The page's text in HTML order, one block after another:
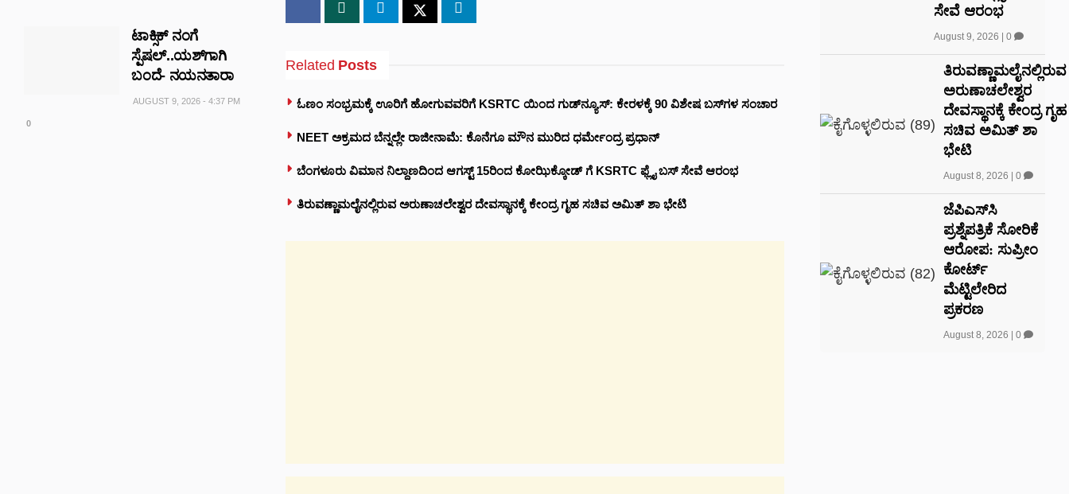
Related Posts
ಓಣಂ ಸಂಭ್ರಮಕ್ಕೆ ಊರಿಗೆ ಹೋಗುವವರಿಗೆ KSRTC ಯಿಂದ ಗುಡ್‌ನ್ಯೂಸ್: ಕೇರಳಕ್ಕೆ 90 ವಿಶೇಷ ಬಸ್‌ಗಳ ಸಂಚಾರ
NEET ಅಕ್ರಮದ ಬೆನ್ನಲ್ಲೇ ರಾಜೀನಾಮೆ: ಕೊನೆಗೂ ಮೌನ ಮುರಿದ ಧರ್ಮೇಂದ್ರ ಪ್ರಧಾನ್‌
ಬೆಂಗಳೂರು ವಿಮಾನ ನಿಲ್ದಾಣದಿಂದ ಆಗಸ್ಟ್ 15ರಿಂದ ಕೋಝಿಕ್ಕೋಡ್ ಗೆ KSRTC ಫ್ಲೈ ಬಸ್ ಸೇವೆ ಆರಂಭ
ತಿರುವಣ್ಣಾಮಲೈನಲ್ಲಿರುವ ಅರುಣಾಚಲೇಶ್ವರ ದೇವಸ್ಥಾನಕ್ಕೆ ಕೇಂದ್ರ ಗೃಹ ಸಚಿವ ಅಮಿತ್ ಶಾ ಭೇಟಿ
ಟಾಕ್ಸಿಕ್ ನಂಗೆ
ಸ್ಪೆಷಲ್..ಯಶ್‌ಗಾಗಿ
ಬಂದೆ- ನಯನತಾರಾ
AUGUST 9, 2026 - 4:37 PM
0
ಸೇವೆ ಆರಂಭ
August 9, 2026 0
ತಿರುವಣ್ಣಾಮಲೈನಲ್ಲಿರುವ
ಅರುಣಾಚಲೇಶ್ವರ
ದೇವಸ್ಥಾನಕ್ಕೆ ಕೇಂದ್ರ ಗೃಹ
ಸಚಿವ ಅಮಿತ್ ಶಾ
ಭೇಟಿ
August 8, 2026 0
ಜೆಪಿಎಸ್‌ಸಿ
ಪ್ರಶ್ನೆಪತ್ರಿಕೆ ಸೋರಿಕೆ
ಆರೋಪ: ಸುಪ್ರೀಂ
ಕೋರ್ಟ್
ಮೆಟ್ಟಿಲೇರಿದ
ಪ್ರಕರಣ
August 8, 2026 0